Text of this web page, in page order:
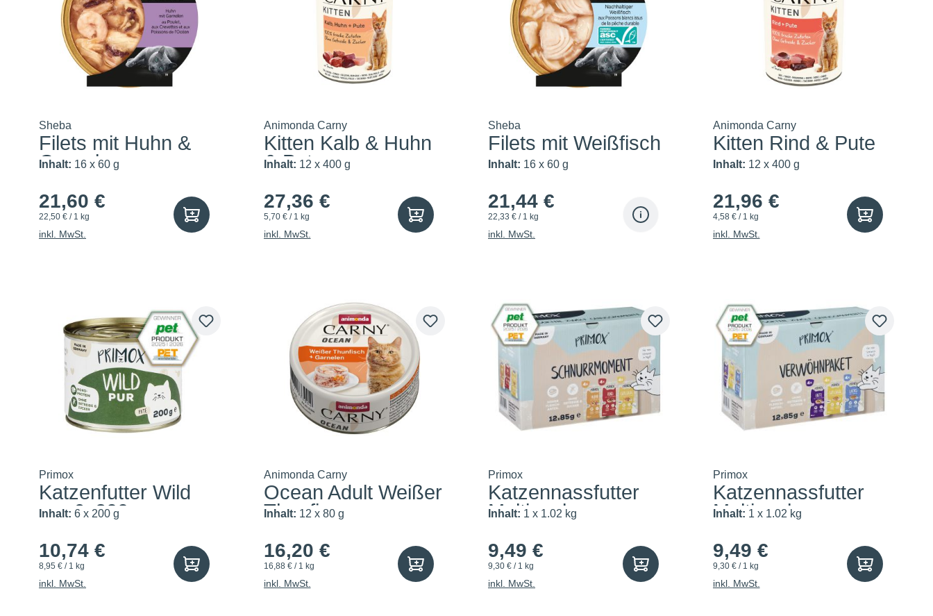
Sheba
Filets mit Huhn &
Garnelen
Inhalt: 16 x 60 g
21,60 €
22,50 € / 1 kg
inkl. MwSt.
Animonda Carny
Kitten Kalb & Huhn
& Pute
Inhalt: 12 x 400 g
27,36 €
5,70 € / 1 kg
inkl. MwSt.
Sheba
Filets mit Weißfisch
Inhalt: 16 x 60 g
21,44 €
22,33 € / 1 kg
inkl. MwSt.
Animonda Carny
Kitten Rind & Pute
Inhalt: 12 x 400 g
21,96 €
4,58 € / 1 kg
inkl. MwSt.
Primox
Katzenfutter Wild
pur 6x200g
Inhalt: 6 x 200 g
10,74 €
8,95 € / 1 kg
inkl. MwSt.
Animonda Carny
Ocean Adult Weißer
Thunfisc...
Inhalt: 12 x 80 g
16,20 €
16,88 € / 1 kg
inkl. MwSt.
Primox
Katzennassfutter
Multipack...
Inhalt: 1 x 1.02 kg
9,49 €
9,30 € / 1 kg
inkl. MwSt.
Primox
Katzennassfutter
Multipack...
Inhalt: 1 x 1.02 kg
9,49 €
9,30 € / 1 kg
inkl. MwSt.